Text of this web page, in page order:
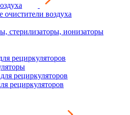
очистители воздуха
стерилизаторы, ионизаторы
рециркуляторов
рециркуляторов
рециркуляторов